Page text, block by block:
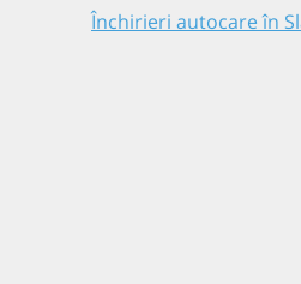
Închirieri autocare în